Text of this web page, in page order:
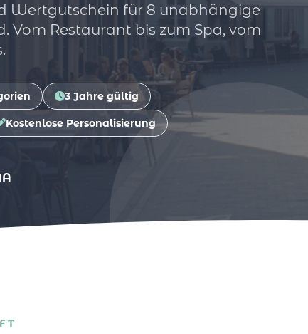
Wertgutschein für 8 unabhängige
Vom Restaurant bis zum Spa, vom
3 Jahre gültig
Kostenlose Personalisierung